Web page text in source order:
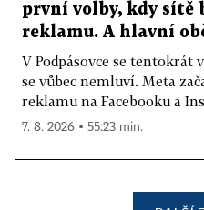
první volby, kdy
reklamu. A hlavní
V Podpásovce se tentokrát
se vůbec nemluví. Meta
reklamu na Facebooku a
7. 8. 2026 ▪ 55:23 min.